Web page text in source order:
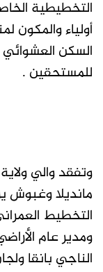
أولياء والمكون
السكن
للمستحقين .
وتفقد والي
مانديلا وغبوش
التخطيط
ومدير عام
الناجي بانقا